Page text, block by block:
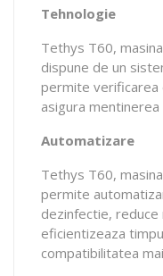
Tehnologie
Tethys T60,
dispune de un
permite verificarea
asigura
Automatizare
Tethys T60,
permite
dezinfectie, reduce
eficientizeaza
compatibilitatea